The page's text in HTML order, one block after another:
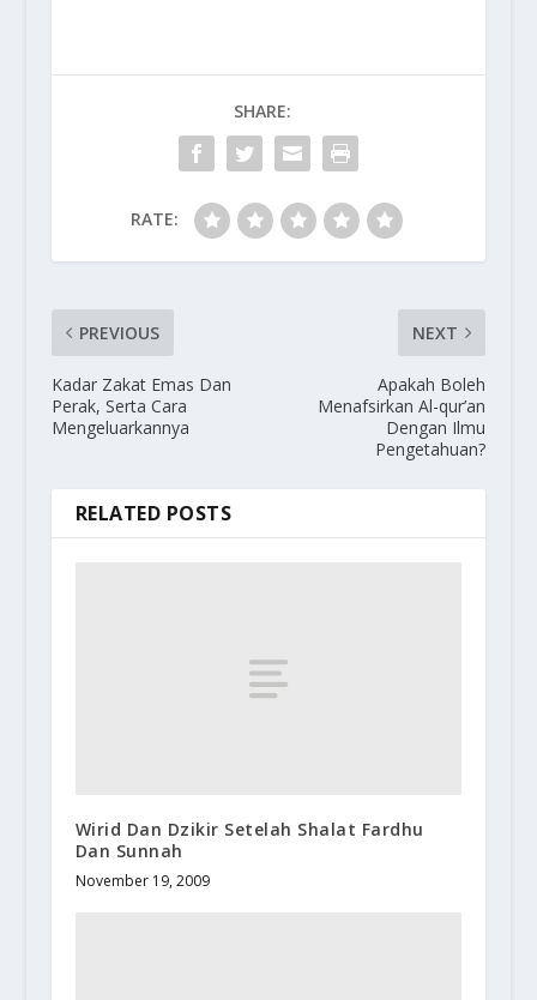
SHARE:
RATE:
PREVIOUS
Kadar Zakat Emas Dan
Perak, Serta Cara
Mengeluarkannya
NEXT
Apakah Boleh
Menafsirkan Al-qur’an
Dengan Ilmu
Pengetahuan?
RELATED POSTS
Wirid Dan Dzikir Setelah Shalat Fardhu
Dan Sunnah
November 19, 2009